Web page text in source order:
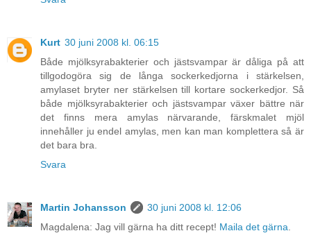
Kurt 30 juni 2008 kl. 06:15
Både mjölksyrabakterier och jästsvampar är dåliga på att
tillgodogöra sig de långa sockerkedjorna i stärkelsen,
amylaset bryter ner stärkelsen till kortare sockerkedjor. Så
både mjölksyrabakterier och jästsvampar växer bättre när
det finns mera amylas närvarande, färskmalet mjöl
innehåller ju endel amylas, men kan man komplettera så är
det bara bra.
Svara
Martin Johansson
30 juni 2008 kl. 12:06
Magdalena: Jag vill gärna ha ditt recept! Maila det gärna